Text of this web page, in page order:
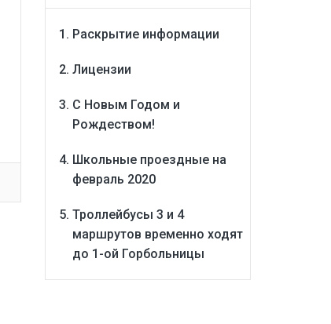
Раскрытие информации
Лицензии
С Новым Годом и
Рождеством!
Школьные проездные на
февраль 2020
Троллейбусы 3 и 4
маршрутов временно ходят
до 1-ой Горбольницы